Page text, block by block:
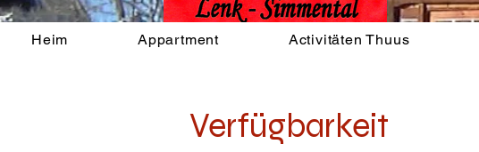
Heim Appartment Activitäten Thuus
Verfügbarkeit